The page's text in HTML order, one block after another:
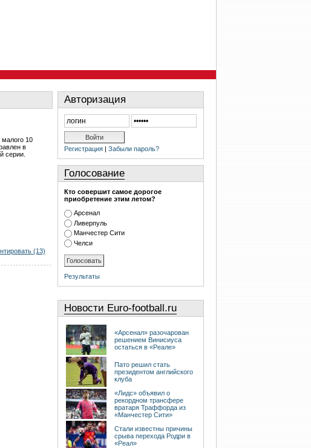
10
в
серии.
(13)
Авторизация
Регистрация | Забыли пароль?
Голосование
Кто совершит самое дорогое
приобретение этим летом?
Арсенал
Ливерпуль
Манчестер Сити
Челси
Результаты
Новости Euro-football.ru
«Арсенал» разочарован
решением Винисиуса
остаться в «Реале»
Пато решил стать
президентом английского
клуба
«Лидс» объявил о
рекордном трансфере
вратаря Траффорда из
«Манчестер Сити»
Стали известны причины
срыва перехода Родри в
«Реал»